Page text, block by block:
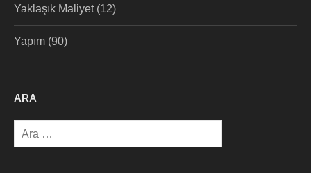
Yaklaşık Maliyet(12)
Yapım (90)
ARA
Arama: